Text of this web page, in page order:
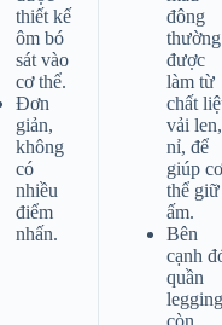
thiết kế
ôm bó
sát vào
cơ thể.
Đơn
giản,
không
có
nhiều
điểm
nhấn.
đông
thường
được
làm từ
chất
vải len,
nỉ, để
giúp cơ
thể giữ
ấm.
Bên
cạnh
quần
legging
còn